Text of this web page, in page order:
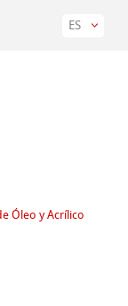
ES
Óleo y Acrílico